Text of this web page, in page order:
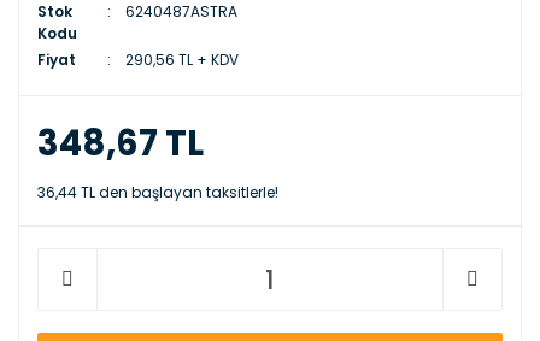
Stok
Kodu
6240487ASTRA
Fiyat 290,56 TL + KDV
348,67 TL
36,44 TL den başlayan taksitlerle!